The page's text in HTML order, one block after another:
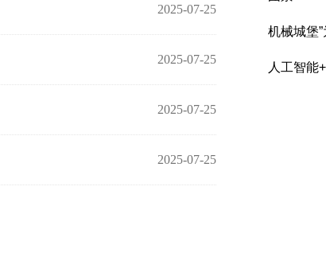
2025-07-25
2025-07-25
2025-07-25
2025-07-25